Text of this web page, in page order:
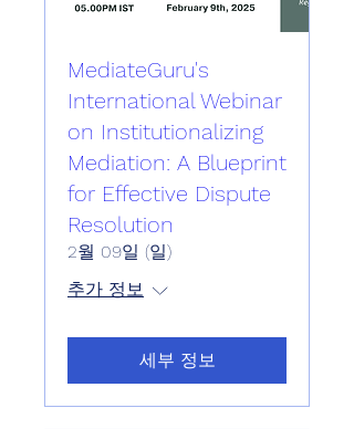
MediateGuru's
International Webinar
on Institutionalizing
Mediation: A Blueprint
for Effective Dispute
Resolution
2월 09일 (일)
추가 정보
세부 정보